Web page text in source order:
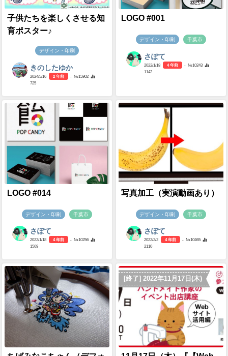
子供たちを楽しくさせる知
育ポスター♪
デザイン・印刷
きのしたゆか
2024/5/16 2 年前
- №15902
725
LOGO #001
デザイン・印刷 千葉市
さぽて
2022/1/18 4 年前
- №10243
1142
LOGO #014
デザイン・印刷 千葉市
さぽて
2022/1/18 4 年前
- №10256
1569
写真加工（実演動画あり）
デザイン・印刷 千葉市
さぽて
2022/2/2 4 年前
- №10465
2110
[終了] 2022年11月17日(木)